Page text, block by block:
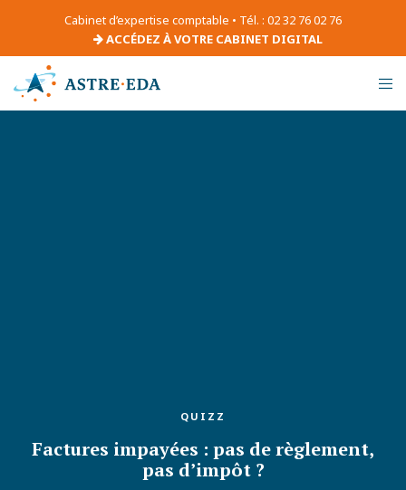
Cabinet d’expertise comptable • Tél. : 02 32 76 02 76
ACCÉDEZ À VOTRE CABINET DIGITAL
QUIZZ
Factures impayées : pas de règlement,
pas d’impôt ?